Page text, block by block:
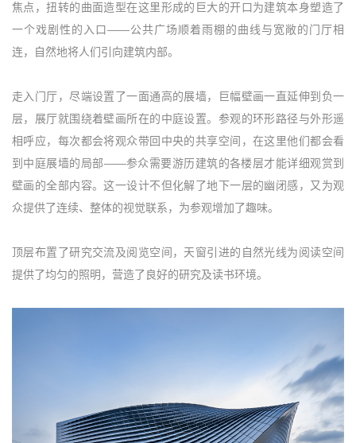
焦点，扭转的曲面造型在这里形成的巨大的开口为建筑本身塑造了
一个戏剧性的入口——公共广场顺着雨棚的曲线与宽敞的门厅相
连，自然地将人们引向建筑内部。
走入门厅，尽端设置了一面通高的展墙，巨幅壁画一直延伸到负一
层，展厅就围绕着壁画所在的中庭设置。参观的环形路径与外形遥
相呼应，每次都会将观众带回中央的共享空间，在这里他们都会看
到中庭展墙的局部——参众需要游历建筑的各楼层才能详细观赏到
壁画的全部内容。这一设计不但化解了地下一层的幽闭感，又为观
众提供了连续、整体的视觉联系，为参观增加了趣味。
顶层布置了研究交流及阅览空间，天窗引进的自然光线为阅读空间
提供了均匀的照明，营造了良好的研究及读书环境。